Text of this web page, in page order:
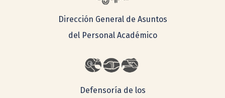
Dirección General de Asuntos
del Personal Académico
Defensoría de los